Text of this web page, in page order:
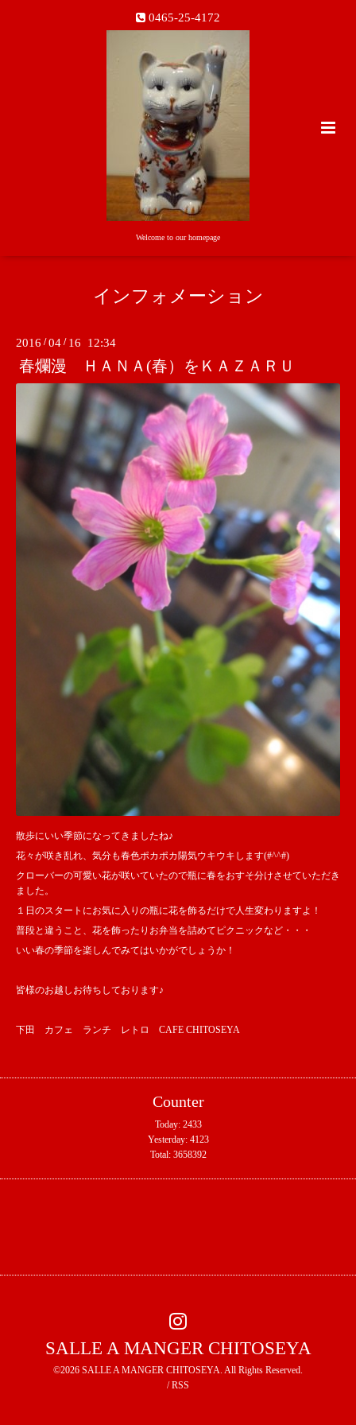
0465-25-4172
Welcome to our homepage
インフォメーション
2016 /04 / 16 12:34
春爛漫 ＨＡＮＡ(春）をＫＡＺＡＲＵ
散歩にいい季節になってきましたね♪
花々が咲き乱れ、気分も春色ポカポカ陽気ウキウキします(#^^#)
クローバーの可愛い花が咲いていたので瓶に春をおすそ分けさせていただき
ました。
１日のスタートにお気に入りの瓶に花を飾るだけで人生変わりますよ！
普段と違うこと、花を飾ったりお弁当を詰めてピクニックなど・・・
いい春の季節を楽しんでみてはいかがでしょうか！
皆様のお越しお待ちしております♪
下田 カフェ ランチ レトロ CAFE CHITOSEYA
Counter
Today: 2433
Yesterday: 4123
Total: 3658392
SALLE A MANGER CHITOSEYA
©2026 SALLE A MANGER CHITOSEYA. All Rights Reserved.
/RSS